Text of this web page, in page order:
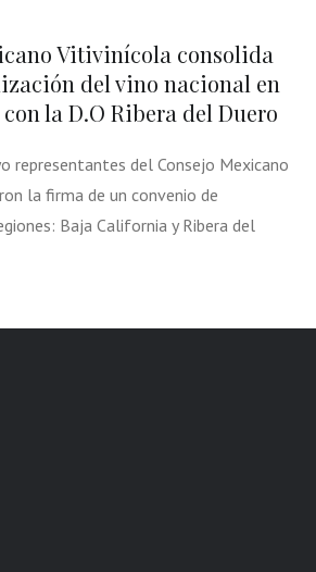
Vitivinícola consolida
del vino nacional en
la D.O Ribera del Duero
representantes del Consejo Mexicano
la firma de un convenio de
Baja California y Ribera del